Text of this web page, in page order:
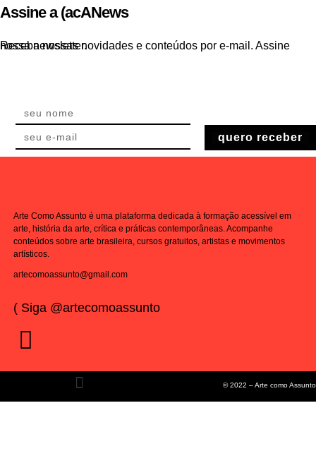
Assine a (acANews
Receba nossas novidades e conteúdos por e-mail. Assine nossa newsletter.
quero receber
Arte Como Assunto é uma plataforma dedicada à formação acessível em
arte, história da arte, crítica e práticas contemporâneas. Acompanhe
conteúdos sobre arte brasileira, cursos gratuitos, artistas e movimentos
artísticos.
artecomoassunto@gmail.com
( Siga @artecomoassunto
© 2022 – Arte como Assunto